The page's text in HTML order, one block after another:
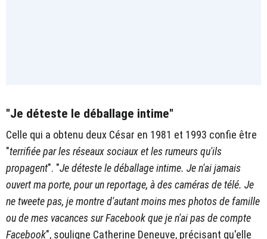
"Je déteste le déballage intime"
Celle qui a obtenu deux César en 1981 et 1993 confie être
"terrifiée par les réseaux sociaux et les rumeurs qu'ils
propagent". "Je déteste le déballage intime. Je n'ai jamais
ouvert ma porte, pour un reportage, à des caméras de télé. Je
ne tweete pas, je montre d'autant moins mes photos de famille
ou de mes vacances sur Facebook que je n'ai pas de compte
Facebook", souligne Catherine Deneuve, précisant qu'elle